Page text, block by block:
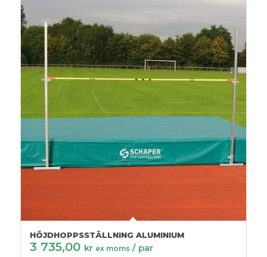
HÖJDHOPPSSTÄLLNING ALUMINIUM
3 735,00 kr ex moms / par